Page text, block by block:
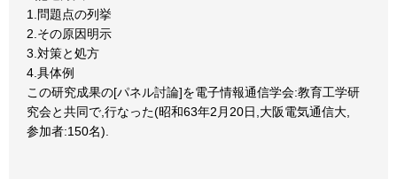
1.問題点の列挙
2.その原因明示
3.対策と処方
4.具体例
この研究成果の[パネル討論]を電子情報通信学会:教育工学研
究会と共同で,行なった(昭和63年2月20日,大阪電気通信大,
参加者:150名).